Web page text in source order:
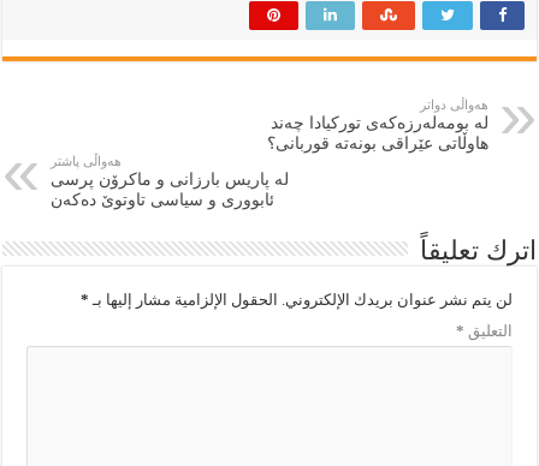
هەواڵی دواتر
لە بومەلەرزەکەی تورکیادا چەند
هاوڵاتی عێراقی بونەتە قوربانی؟
هەواڵی پاشتر
لە پاریس بارزانی و ماکرۆن پرسی
ئابووری و سیاسی تاوتوێ دەکەن
اترك تعليقاً
لن يتم نشر عنوان بريدك الإلكتروني. الحقول الإلزامية مشار إليها بـ *
التعليق *